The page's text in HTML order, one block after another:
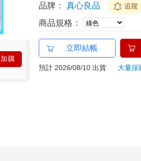
加購
品牌： 真心良品 追蹤
商品規格：
立即結帳
預計 2026/08/10 出貨 大量採